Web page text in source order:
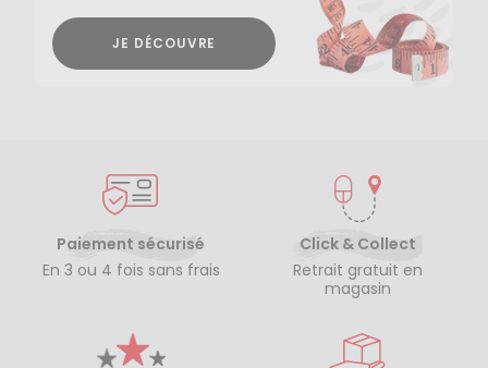
JE DÉCOUVRE
Paiement sécurisé
En 3 ou 4 fois sans frais
Click & Collect
Retrait gratuit en
magasin